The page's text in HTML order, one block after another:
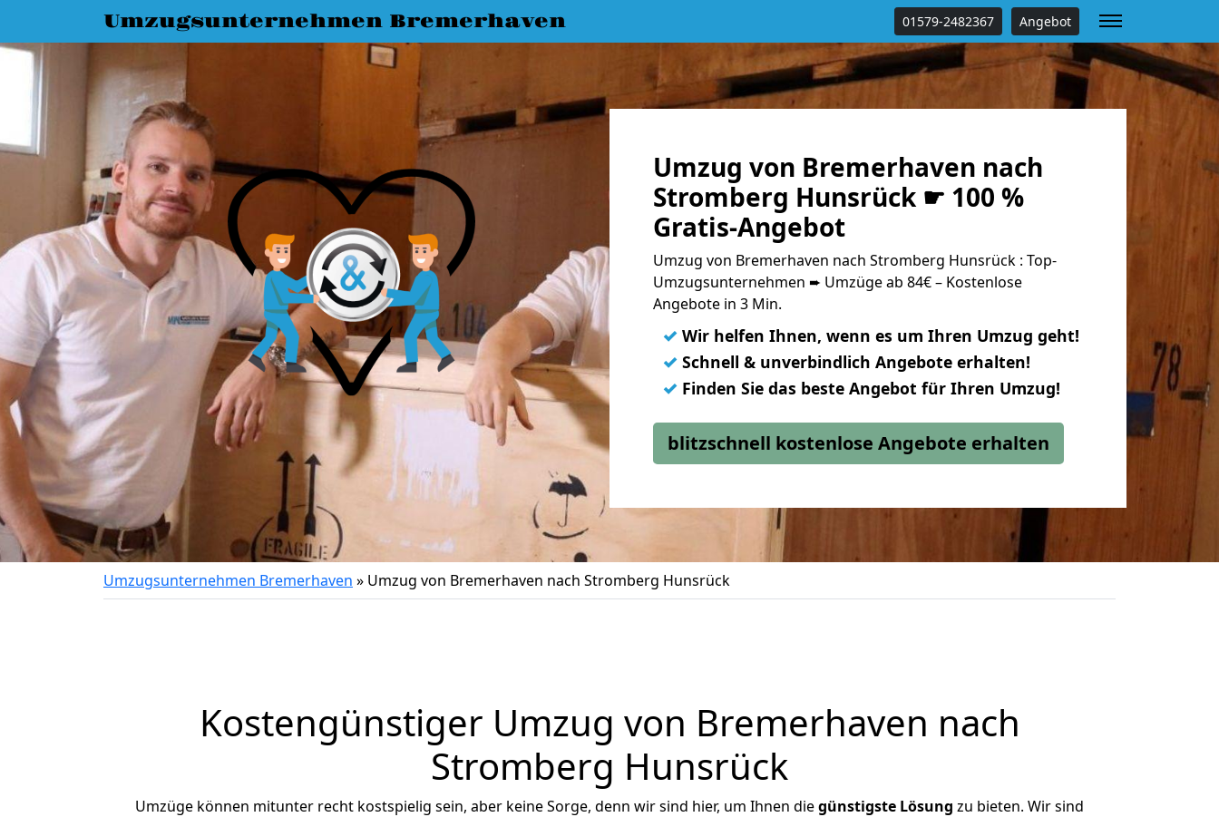
Umzugsunternehmen Bremerhaven 01579-2482367 Angebot
Umzug von Bremerhaven nach
Stromberg Hunsrück ☛ 100 %
Gratis-Angebot
Umzug von Bremerhaven nach Stromberg Hunsrück : Top-
Umzugsunternehmen ➨ Umzüge ab 84€ – Kostenlose
Angebote in 3 Min.
✓ Wir helfen Ihnen, wenn es um Ihren Umzug geht!
✓ Schnell & unverbindlich Angebote erhalten!
✓ Finden Sie das beste Angebot für Ihren Umzug!
blitzschnell kostenlose Angebote erhalten
Umzugsunternehmen Bremerhaven » Umzug von Bremerhaven nach Stromberg Hunsrück
Kostengünstiger Umzug von Bremerhaven nach
Stromberg Hunsrück
Umzüge können mitunter recht kostspielig sein, aber keine Sorge, denn wir sind hier, um Ihnen diegünstigste Lösung zu bieten. Wir sind